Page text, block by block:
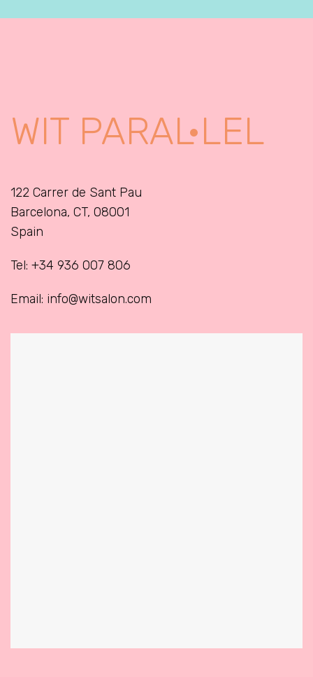
WIT PARAL·LEL
122 Carrer de Sant Pau
Barcelona, CT, 08001
Spain
Tel: +34 936 007 806
Email: info@witsalon.com